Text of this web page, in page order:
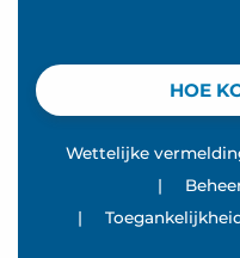
HOE
Wettelijke
|
|